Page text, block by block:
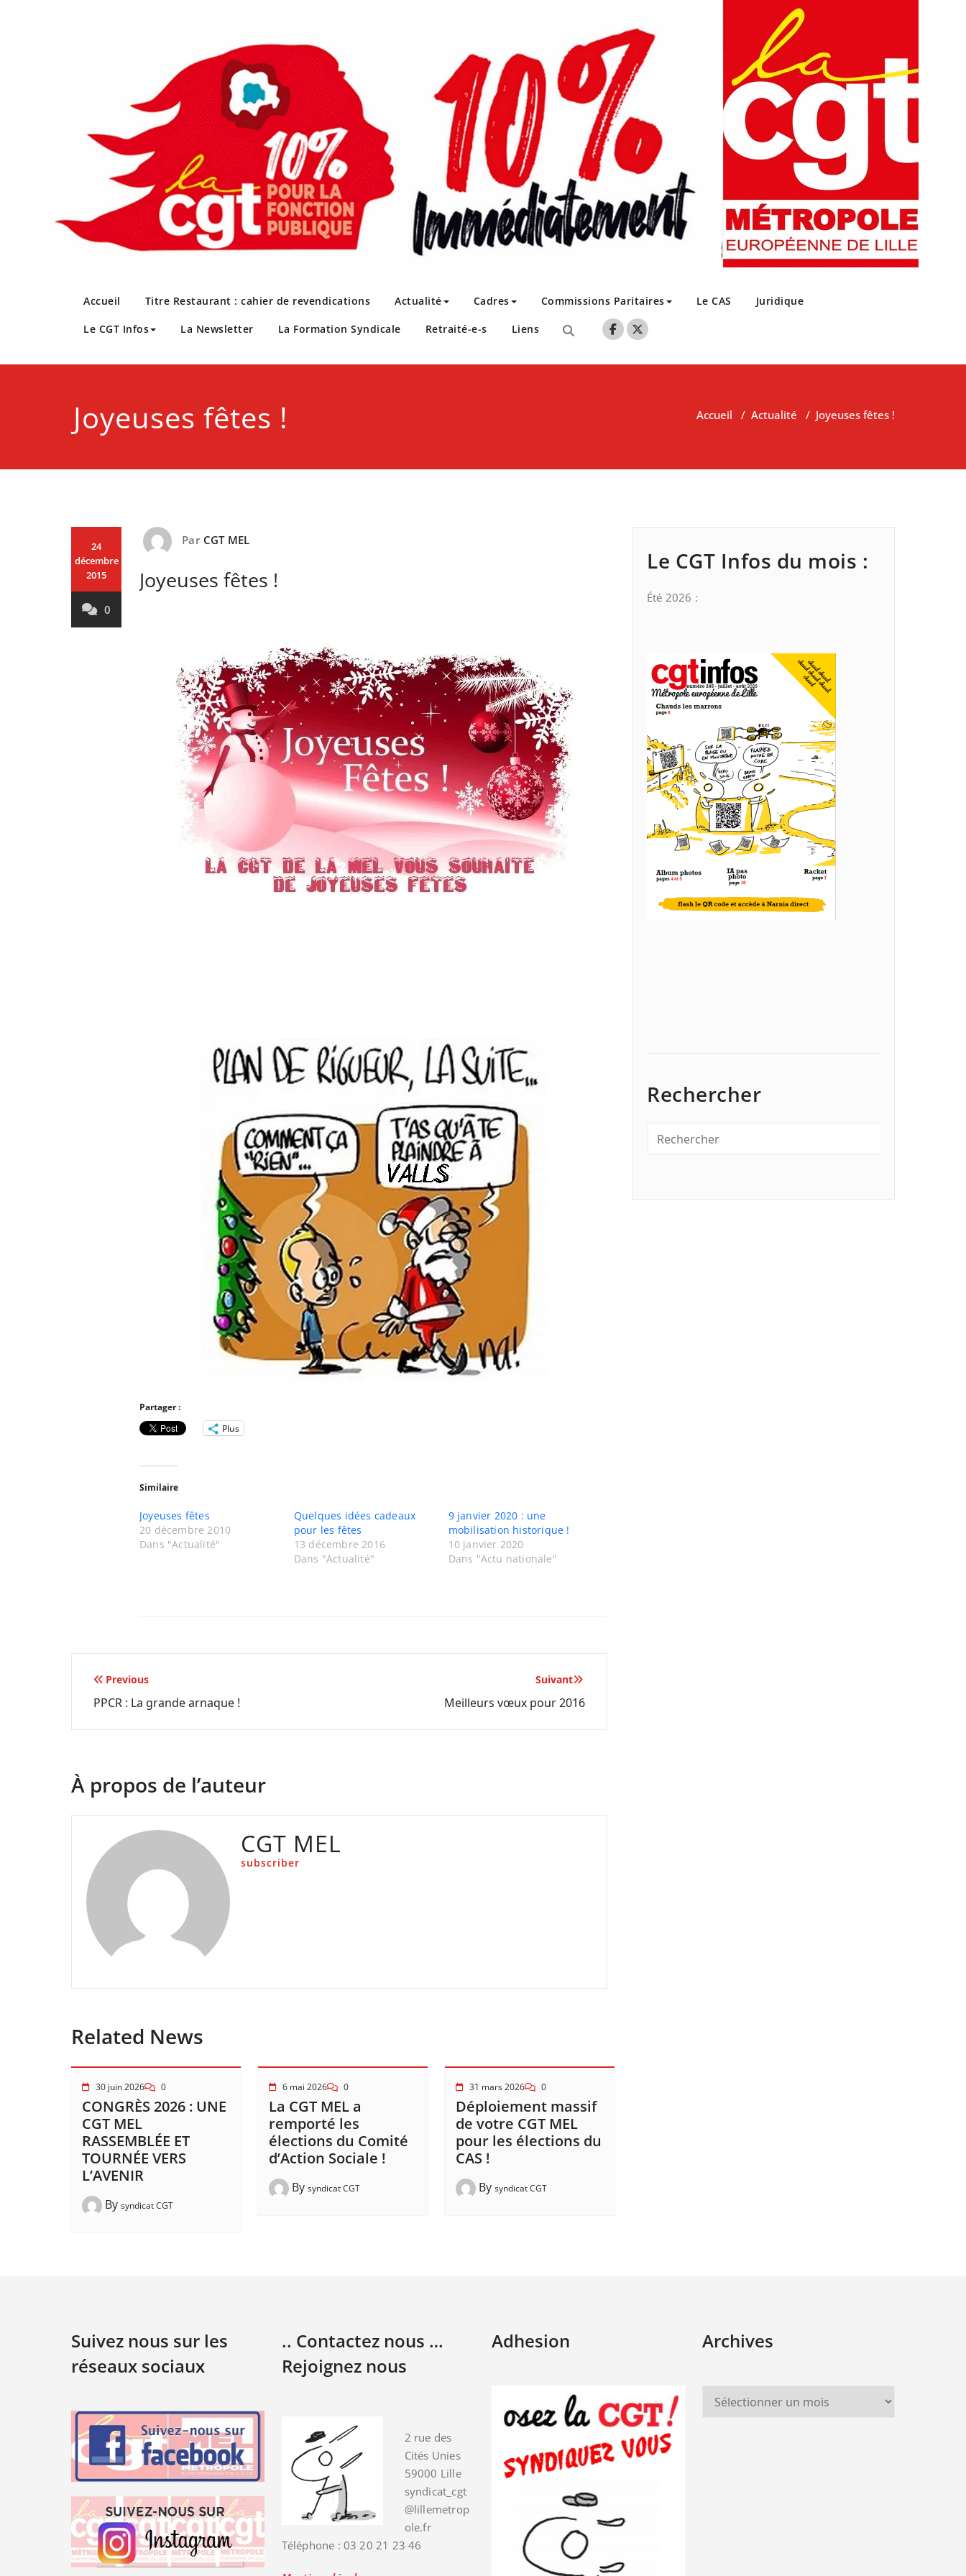
CGT Métropole Européenne de Lille
Accueil Titre Restaurant : cahier de revendications Actualité Cadres Commissions Paritaires Le CAS Juridique
Le CGT Infos La Newsletter La Formation Syndicale Retraité-e-s Liens
Joyeuses fêtes ! Accueil / Actualité / Joyeuses fêtes !
24
décembre
2015
0
Par CGT MEL
Joyeuses fêtes !
Partager :
Plus
Similaire
Joyeuses fêtes
20 décembre 2010
Dans "Actualité"
Quelques idées cadeaux
pour les fêtes
13 décembre 2016
Dans "Actualité"
9 janvier 2020 : une
mobilisation historique !
10 janvier 2020
Dans "Actu nationale"
Navigation
de
Previous
PPCR : La grande arnaque !
Suivant
Meilleurs vœux pour 2016
À propos de l’auteur
CGT MEL
subscriber
Related News
30 juin 2026 0
CONGRÈS 2026 : UNE
CGT MEL
RASSEMBLÉE ET
TOURNÉE VERS
L’AVENIR
By syndicat CGT
6 mai 2026 0
La CGT MEL a
remporté les
élections du Comité
d’Action Sociale !
By syndicat CGT
31 mars 2026 0
Déploiement massif
de votre CGT MEL
pour les élections du
CAS !
By syndicat CGT
Le CGT Infos du mois :
Été 2026 :
Rechercher
Suivez nous sur les
réseaux sociaux
.. Contactez nous …
Rejoignez nous
2 rue des
Cités Unies
59000 Lille
syndicat_cgt
@lillemetrop
ole.fr
Téléphone : 03 20 21 23 46
Adhesion Archives